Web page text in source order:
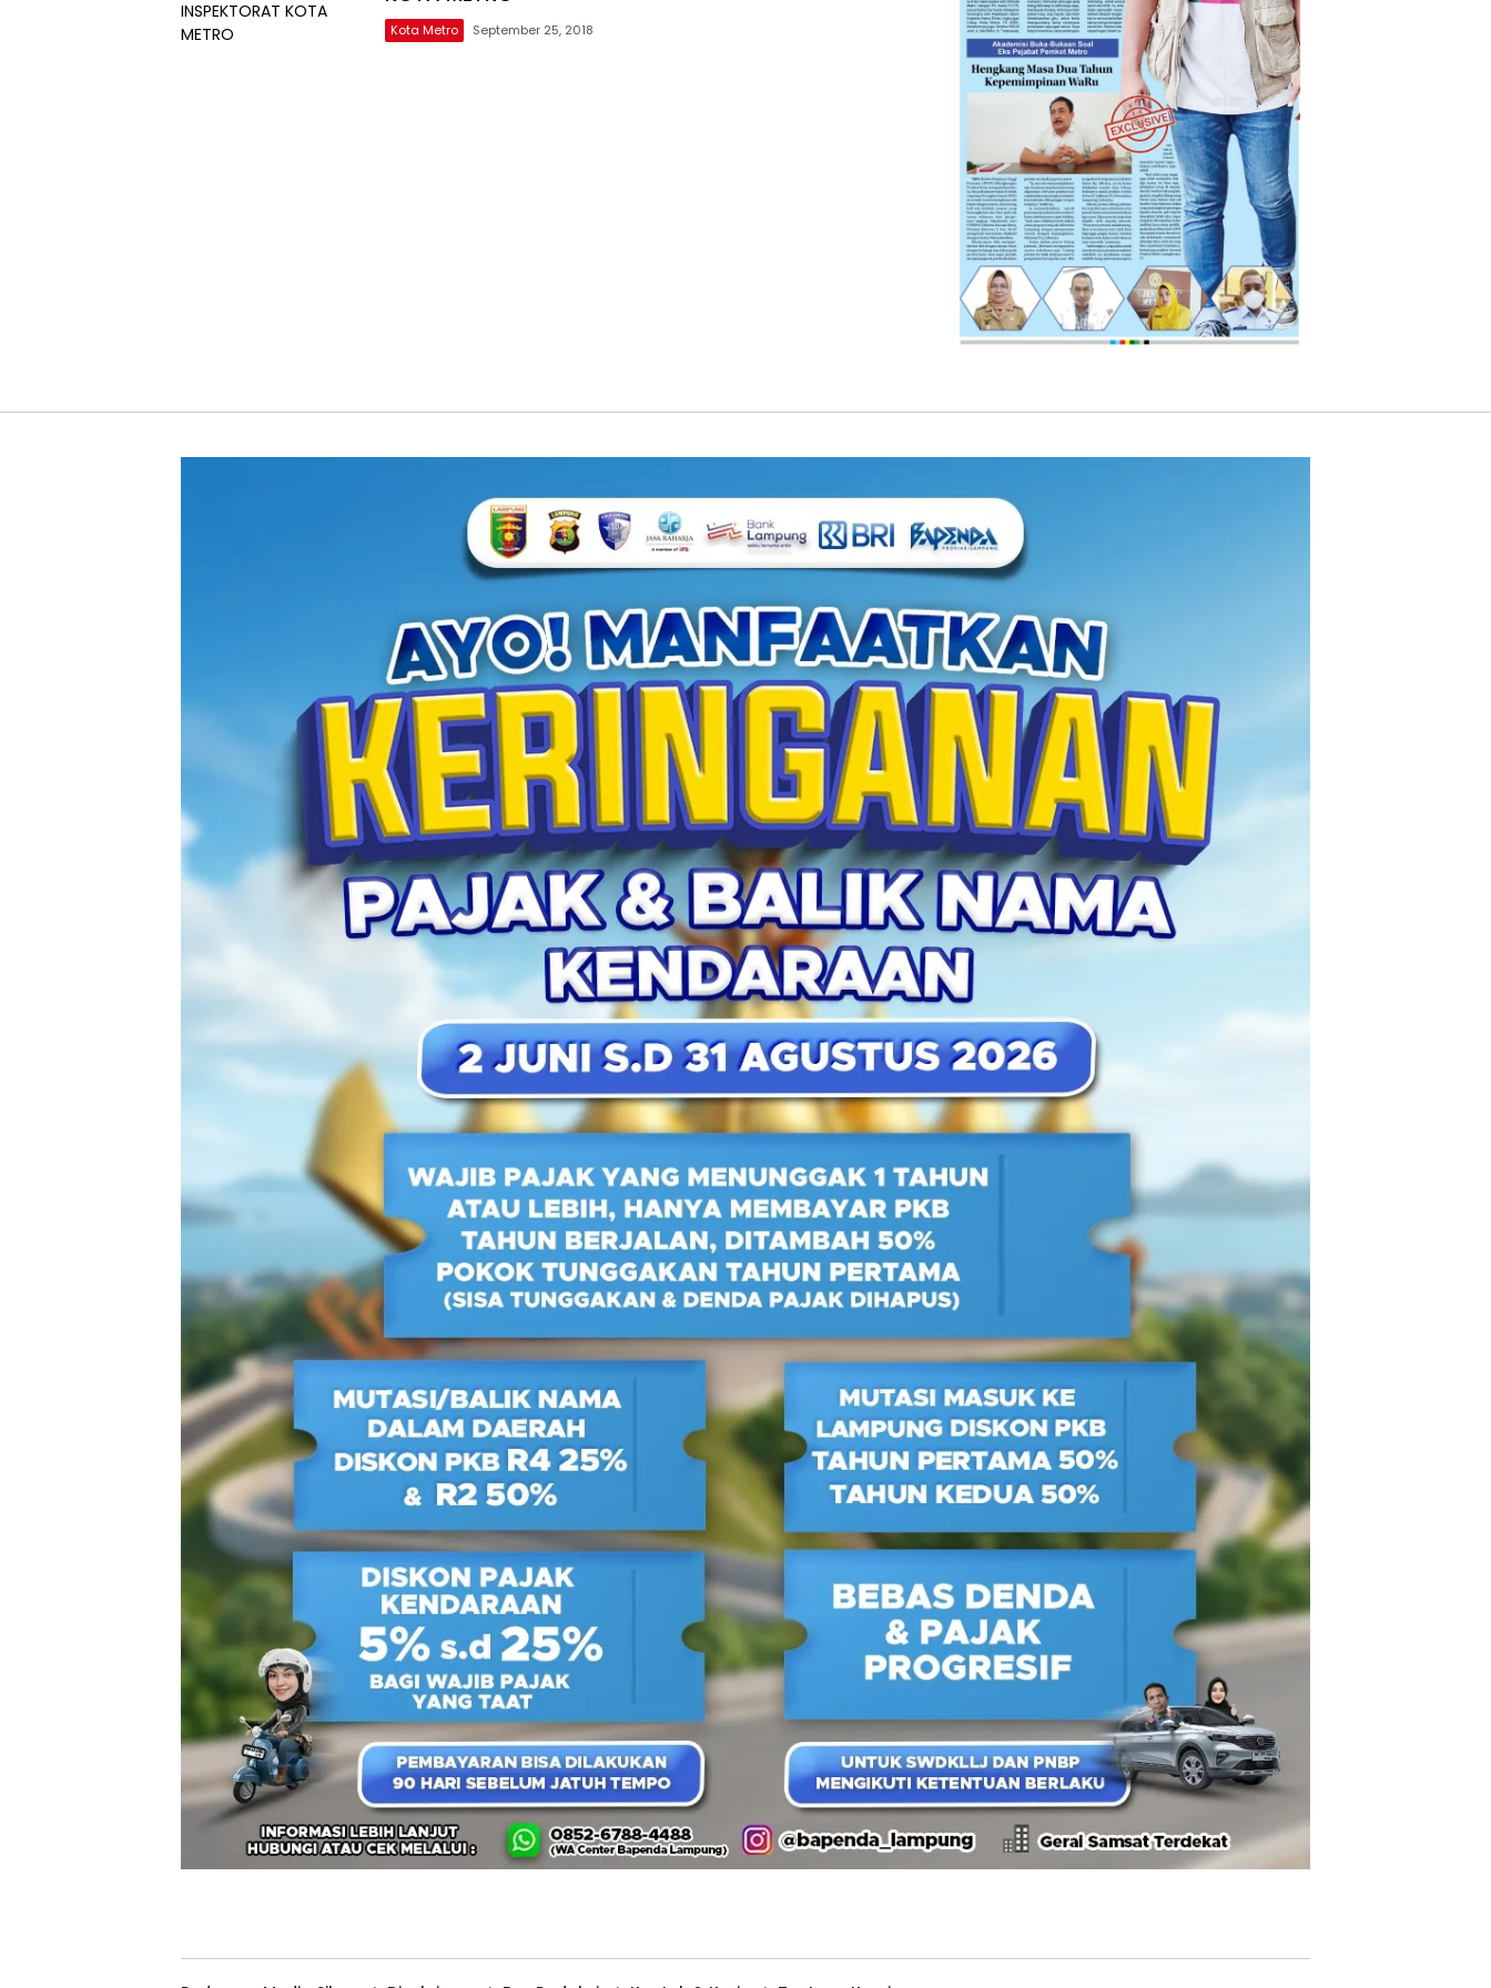
Kota Metro September 25, 2018